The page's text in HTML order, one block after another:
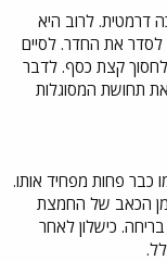
דרמטית. לרוב היא
לסדר את החדר. לסיים
קצת כסף. לדבר
תחושת המסוגלות
פחות מפחיד אותו.
הכאב של החמצת
כישלון לאחר